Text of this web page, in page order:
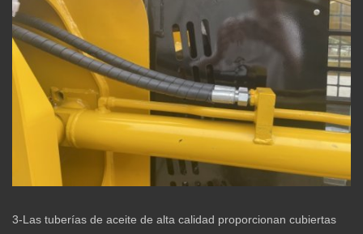
3-Las tuberías de aceite de alta calidad proporcionan cubiertas